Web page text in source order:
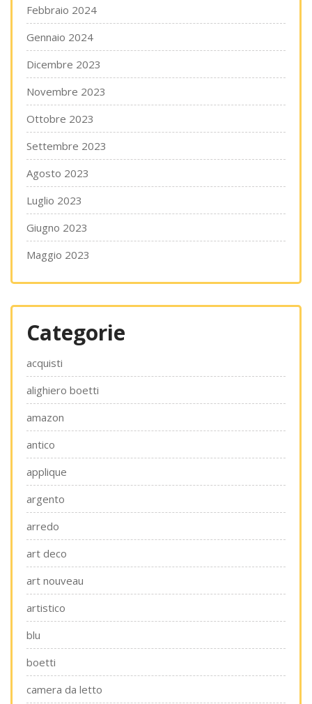
Febbraio 2024
Gennaio 2024
Dicembre 2023
Novembre 2023
Ottobre 2023
Settembre 2023
Agosto 2023
Luglio 2023
Giugno 2023
Maggio 2023
Categorie
acquisti
alighiero boetti
amazon
antico
applique
argento
arredo
art deco
art nouveau
artistico
blu
boetti
camera da letto